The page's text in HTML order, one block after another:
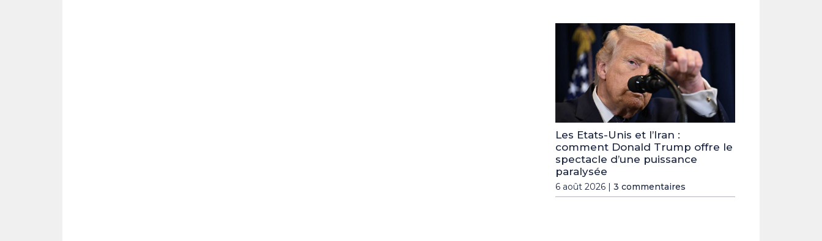
Les Etats-Unis et l’Iran :
comment Donald Trump offre le
spectacle d’une puissance
paralysée
6 août 2026 | 3 commentaires